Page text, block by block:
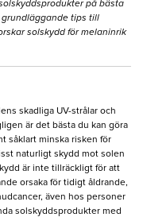
på bästa
tips till
solskydd för melaninrik
skadliga UV-strålar och
är det bästa du kan göra
såklart minska risken för
naturligt skydd mot solen
är inte tillräckligt för att
orsaka för tidigt åldrande,
även hos personer
solskyddsprodukter med